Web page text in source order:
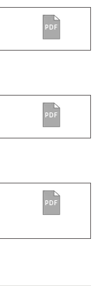
PDF
PDF
PDF